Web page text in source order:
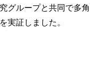
グループと共同で多
実証しました。